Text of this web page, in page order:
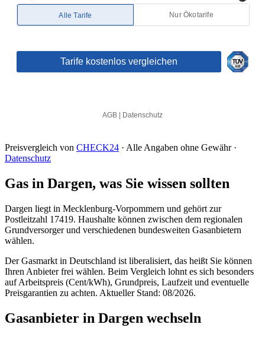
Preisvergleich von CHECK24 · Alle Angaben ohne Gewähr ·
Datenschutz
Gas in Dargen, was Sie wissen sollten
Dargen liegt in Mecklenburg-Vorpommern und gehört zur
Postleitzahl 17419. Haushalte können zwischen dem regionalen
Grundversorger und verschiedenen bundesweiten Gasanbietern
wählen.
Der Gasmarkt in Deutschland ist liberalisiert, das heißt Sie können
Ihren Anbieter frei wählen. Beim Vergleich lohnt es sich besonders
auf Arbeitspreis (Cent/kWh), Grundpreis, Laufzeit und eventuelle
Preisgarantien zu achten. Aktueller Stand: 08/2026.
Gasanbieter in Dargen wechseln